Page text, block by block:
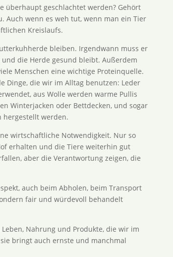
überhaupt geschlachtet werden? Gehört
Auch wenn es weh tut, wenn man ein Tier
Kreislaufs.
bleiben. Irgendwann muss er
die Herde gesund bleibt. Außerdem
Menschen eine wichtige Proteinquelle.
Dinge, die wir im Alltag benutzen: Leder
aus Wolle werden warme Pullis
Winterjacken oder Bettdecken, und sogar
hergestellt werden.
wirtschaftliche Notwendigkeit. Nur so
erhalten und die Tiere weiterhin gut
aber die Verantwortung zeigen, die
auch beim Abholen, beim Transport
fair und würdevoll behandelt
Nahrung und Produkte, die wir im
bringt auch ernste und manchmal